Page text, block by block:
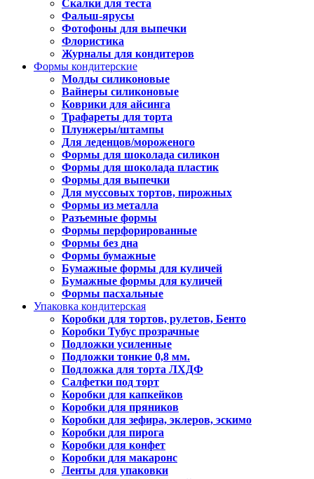
Скалки для теста
Фальш-ярусы
Фотофоны для выпечки
Флористика
Журналы для кондитеров
Формы кондитерские
Молды силиконовые
Вайнеры силиконовые
Коврики для айсинга
Трафареты для торта
Плунжеры/штампы
Для леденцов/мороженого
Формы для шоколада силикон
Формы для шоколада пластик
Формы для выпечки
Для муссовых тортов, пирожных
Формы из металла
Разъемные формы
Формы перфорированные
Формы без дна
Формы бумажные
Бумажные формы для куличей
Бумажные формы для куличей
Формы пасхальные
Упаковка кондитерская
Коробки для тортов, рулетов, Бенто
Коробки Тубус прозрачные
Подложки усиленные
Подложки тонкие 0,8 мм.
Подложка для торта ЛХДФ
Салфетки под торт
Коробки для капкейков
Коробки для пряников
Коробки для зефира, эклеров, эскимо
Коробки для пирога
Коробки для конфет
Коробки для макаронс
Ленты для упаковки